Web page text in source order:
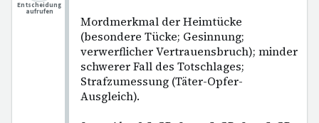
Mordmerkmal der Heimtücke
(besondere Tücke; Gesinnung;
verwerflicher Vertrauensbruch); minder
schwerer Fall des Totschlages;
Strafzumessung (Täter-Opfer-
Ausgleich).
Entscheidung
aufrufen